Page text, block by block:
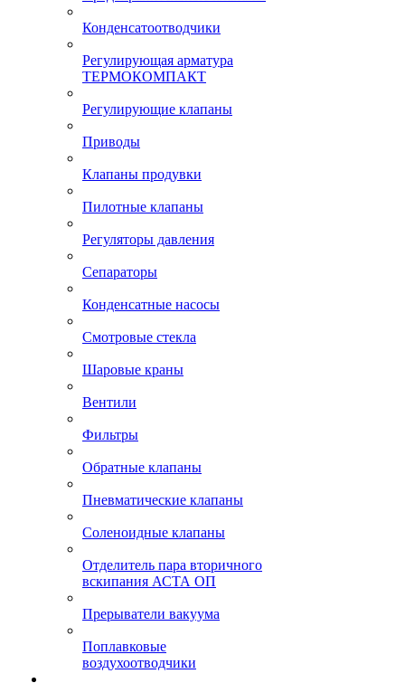
Конденсатоотводчики
Регулирующая арматура
ТЕРМОКОМПАКТ
Регулирующие клапаны
Приводы
Клапаны продувки
Пилотные клапаны
Регуляторы давления
Сепараторы
Конденсатные насосы
Смотровые стекла
Шаровые краны
Вентили
Фильтры
Обратные клапаны
Пневматические клапаны
Соленоидные клапаны
Отделитель пара вторичного
вскипания АСТА ОП
Прерыватели вакуума
Поплавковые
воздухоотводчики